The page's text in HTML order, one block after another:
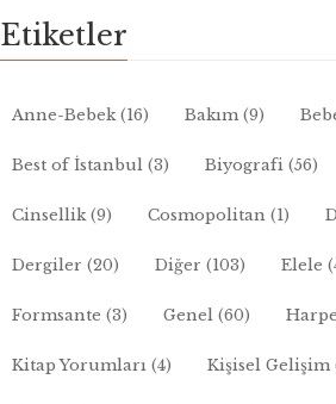
Etiketler
Anne-Bebek(16) Bakım(9)
Best of İstanbul (3) Biyografi (56)
Cinsellik(9) Cosmopolitan (1)
Dergiler (20) Diğer (103) Elele
Formsante (3) Genel (60)
Kitap Yorumları (4) Kişisel Gelişim